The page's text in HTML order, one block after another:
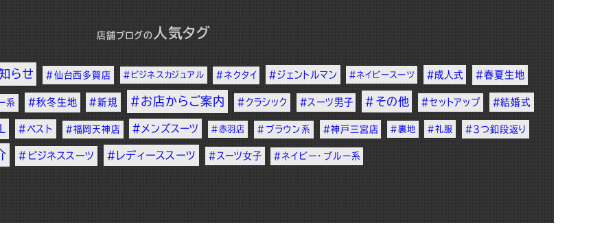
店舗ブログの 人気タグ
らせ #仙台西多賀店 #ビジネスカジュアル #ネクタイ #ジェントルマン #ネイビースーツ #成人式 #春夏生地
系 #秋冬生地 #新規 #お店からご案内 #クラシック #スーツ男子 #その他 #セットアップ #結婚式
#ベスト #福岡天神店 #メンズスーツ #赤羽店 #ブラウン系 #神戸三宮店 #裏地 #礼服 #3つ釦段返り
#ビジネススーツ #レディーススーツ #スーツ女子 #ネイビー・ブルー系